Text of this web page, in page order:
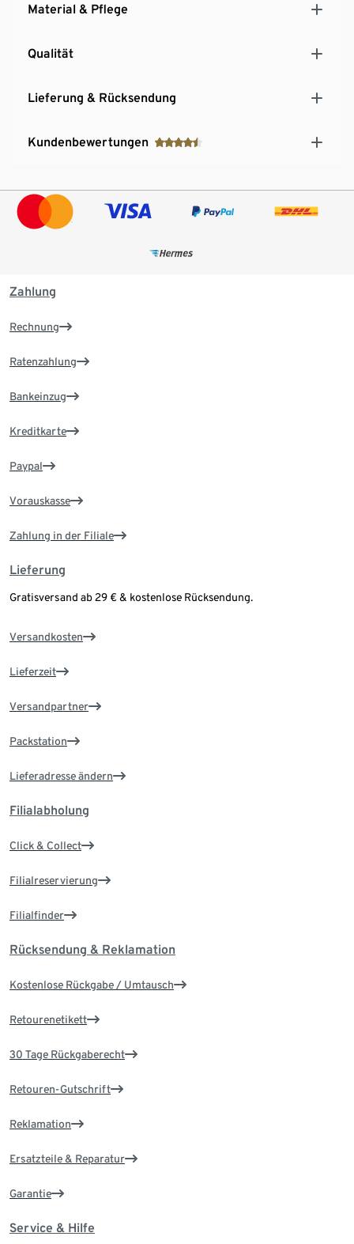
Material & Pflege
Qualität
Lieferung & Rücksendung
Kundenbewertungen
Zahlung
Rechnung
Ratenzahlung
Bankeinzug
Kreditkarte
Paypal
Vorauskasse
Zahlung in der Filiale
Lieferung
Gratisversand ab 29 € & kostenlose Rücksendung.
Versandkosten
Lieferzeit
Versandpartner
Packstation
Lieferadresse ändern
Filialabholung
Click & Collect
Filialreservierung
Filialfinder
Rücksendung & Reklamation
Kostenlose Rückgabe / Umtausch
Retourenetikett
30 Tage Rückgaberecht
Retouren-Gutschrift
Reklamation
Ersatzteile & Reparatur
Garantie
Service & Hilfe